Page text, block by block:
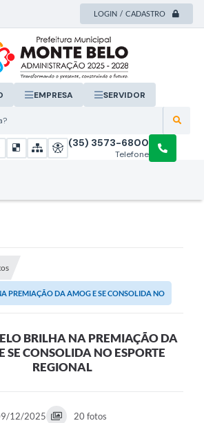
LOGIN / CADASTRO
EMPRESA SERVIDOR
Telefone
(35) 3573-6800
PREMIAÇÃO DA AMOG E SE CONSOLIDA NO
BRILHA NA PREMIAÇÃO DA
SE CONSOLIDA NO ESPORTE
REGIONAL
12/2025 20 fotos